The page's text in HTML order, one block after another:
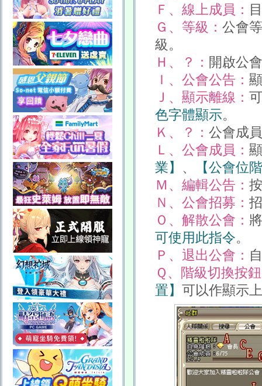
Ｆ、線上成員：
Ｇ、等級： 公會
級。
Ｈ、？： 開啟公
Ｉ、公會公告：
Ｊ、顯示離線：
色字體顯示。
Ｋ、？： 公會成
Ｌ、公會成員：
業】 、
【公會位
Ｍ、編輯公告：
Ｎ、公會招募：
Ｏ、解散公會：
可使用此指令。
Ｐ、退出公會：
Ｑ、階級切換按
置】 可以作顯示